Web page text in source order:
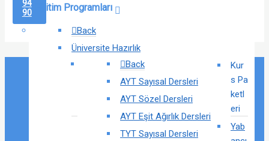
Eğitim Programları
Back
Üniversite Hazırlık
Back
AYT Sayısal Dersleri
AYT Sözel Dersleri
AYT Eşit Ağırlık Dersleri
TYT Sayısal Dersleri
Kur
s Pa
ketl
eri
Yab
94
90